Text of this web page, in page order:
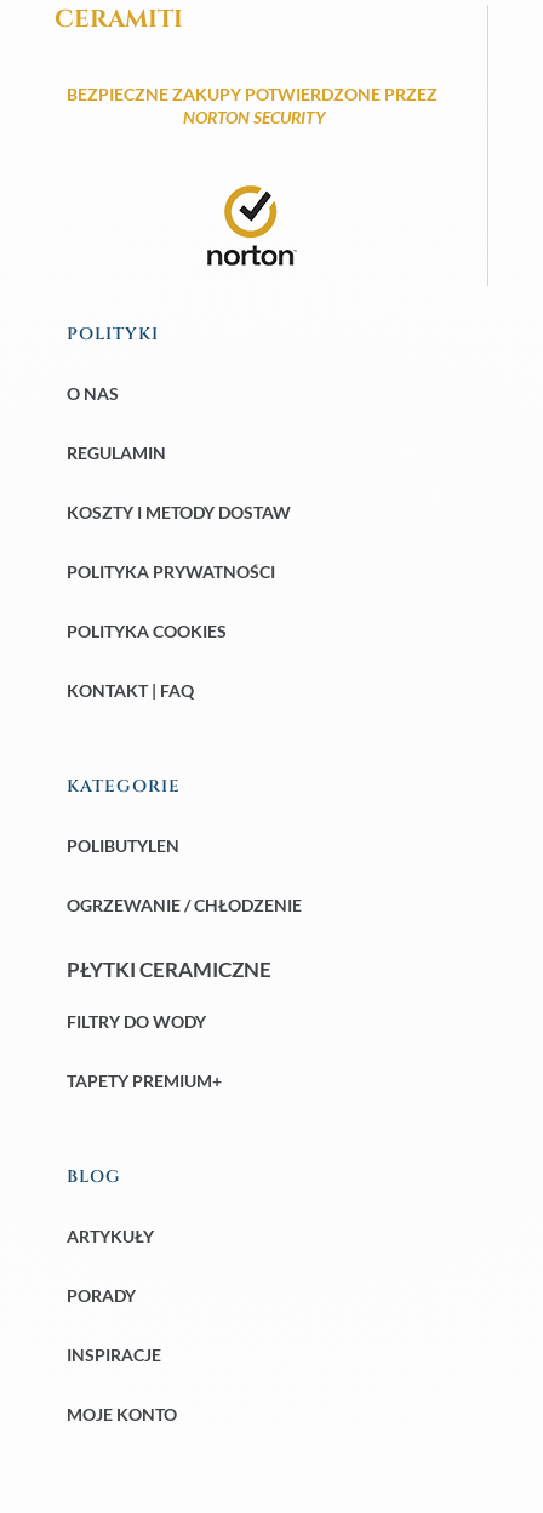
CERAMITI
BEZPIECZNE ZAKUPY POTWIERDZONE PRZEZ
NORTON SECURITY
POLITYKI
O NAS
REGULAMIN
KOSZTY I METODY DOSTAW
POLITYKA PRYWATNOŚCI
POLITYKA COOKIES
KONTAKT | FAQ
KATEGORIE
POLIBUTYLEN
OGRZEWANIE / CHŁODZENIE
PŁYTKI CERAMICZNE
FILTRY DO WODY
TAPETY PREMIUM+
BLOG
ARTYKUŁY
PORADY
INSPIRACJE
MOJE KONTO